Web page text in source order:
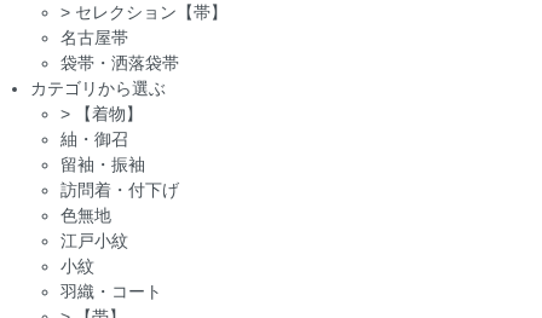
> セレクション【帯】
名古屋帯
袋帯・洒落袋帯
カテゴリから選ぶ
>
【着物】
紬・御召
留袖・振袖
訪問着・付下げ
色無地
江戸小紋
小紋
羽織・コート